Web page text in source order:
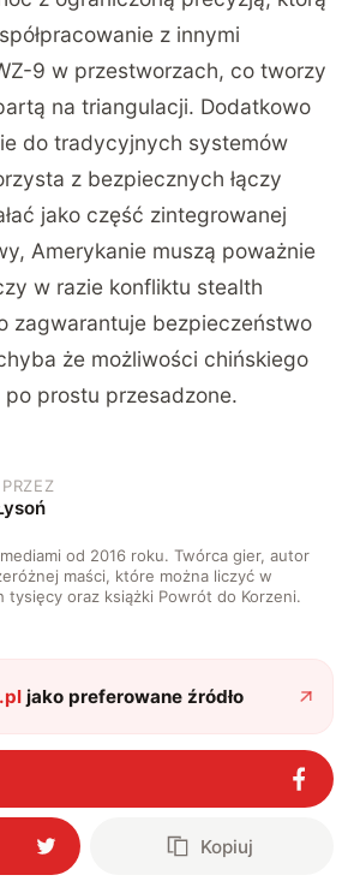
z innymi
9 w przestworzach, co tworzy
na triangulacji. Dodatkowo
do tradycyjnych systemów
z bezpiecznych łączy
jako część zintegrowanej
Amerykanie muszą poważnie
w razie konfliktu stealth
zagwarantuje bezpieczeństwo
że możliwości chińskiego
po prostu przesadzone.
od 2016 roku. Twórca gier, autor
maści, które można liczyć w
tysięcy oraz książki Powrót do Korzeni.
jako preferowane źródło
Kopiuj